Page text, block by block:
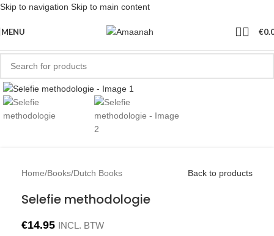
Skip to navigation Skip to main content
MENU €
Click to enlarge
Home/Books/Dutch Books Back to products
Selefie methodologie
€14.95 INCL. BTW